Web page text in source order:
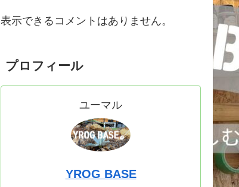
表示できるコメントはありません。
プロフィール
ユーマル
YROG BASE